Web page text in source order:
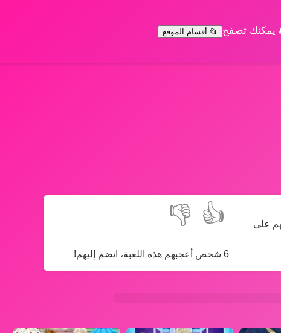
يمكنك تصفح 📂 أقسام الموقع
👍
👎
6 شخص أعجبهم هذه اللعبة، انضم إليهم!
على